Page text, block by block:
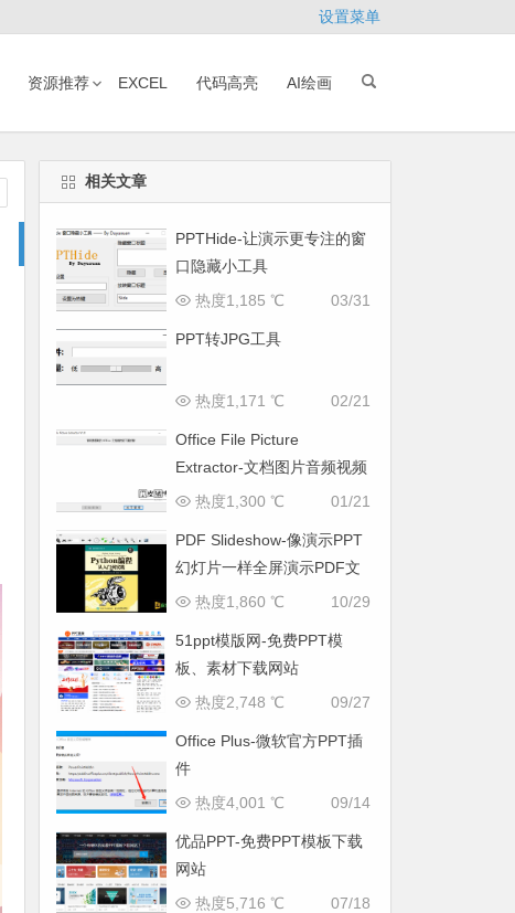
设置菜单
资源推荐 EXCEL 代码高亮 AI绘画
相关文章
PPTHide-让演示更专注的窗
口隐藏小工具
03/31
热度1,185 ℃
PPT转JPG工具
02/21
热度1,171 ℃
Office File Picture
Extractor-文档图片音频视频
提取工具
01/21
热度1,300 ℃
PDF Slideshow-像演示PPT
幻灯片一样全屏演示PDF文
件
10/29
热度1,860 ℃
51ppt模版网-免费PPT模
板、素材下载网站
09/27
热度2,748 ℃
Office Plus-微软官方PPT插
件
09/14
热度4,001 ℃
优品PPT-免费PPT模板下载
网站
07/18
热度5,716 ℃